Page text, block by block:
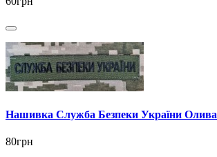
Нашивка Служба Безпеки України Олива
80грн